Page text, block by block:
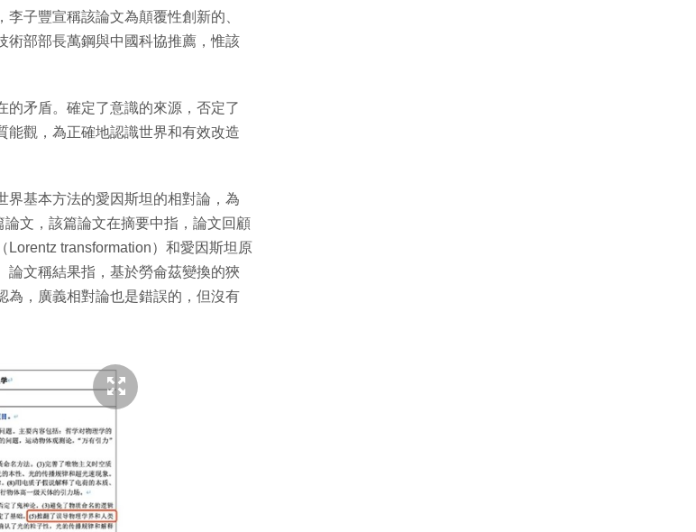
子豐宣稱該論文為顛覆性創新的、
術部部長萬鋼與中國科協推薦，惟該
矛盾。確定了意識的來源，否定了
能觀，為正確地認識世界和有效改造
界基本方法的愛因斯坦的相對論，為
文，該篇論文在摘要中指，論文回顧
transformation）和愛因斯坦原
論文稱結果指，基於勞侖茲變換的狹
為，廣義相對論也是錯誤的，但沒有